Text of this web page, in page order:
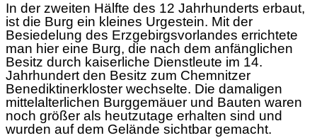
In der zweiten Hälfte des 12 Jahrhunderts erbaut,
ist die Burg ein kleines Urgestein. Mit der
Besiedelung des Erzgebirgsvorlandes errichtete
man hier eine Burg, die nach dem anfänglichen
Besitz durch kaiserliche Dienstleute im 14.
Jahrhundert den Besitz zum Chemnitzer
Benediktinerkloster wechselte. Die damaligen
mittelalterlichen Burggemäuer und Bauten waren
noch größer als heutzutage erhalten sind und
wurden auf dem Gelände sichtbar gemacht.